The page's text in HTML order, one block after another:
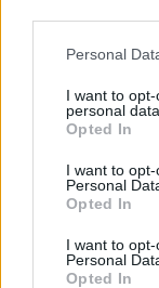
Please note that
not limited to
grant or deny
use your data for
consent section.
Personal
I want to
personal data.
Opted In
I want to
Personal
Opted In
I want to
Personal
Opted In
φυσιολογικά
Αύγουστο έως
«Αυτό μπορεί
ανάκαμψη από
έχει
περιοχών»,